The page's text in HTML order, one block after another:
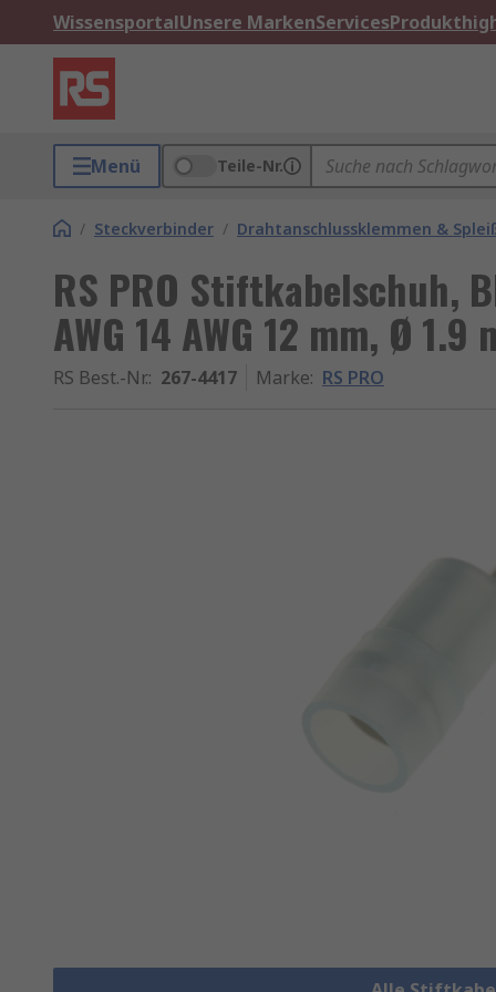
WissensportalUnsere MarkenServices
Menü Teile-Nr.
/ Steckverbinder / Drahtanschlussklemmen &
RS PRO Stiftkabelschuh,
AWG 14 AWG 12 mm, Ø 1.9
RS Best.-Nr.: 267-4417 Marke: RS PRO